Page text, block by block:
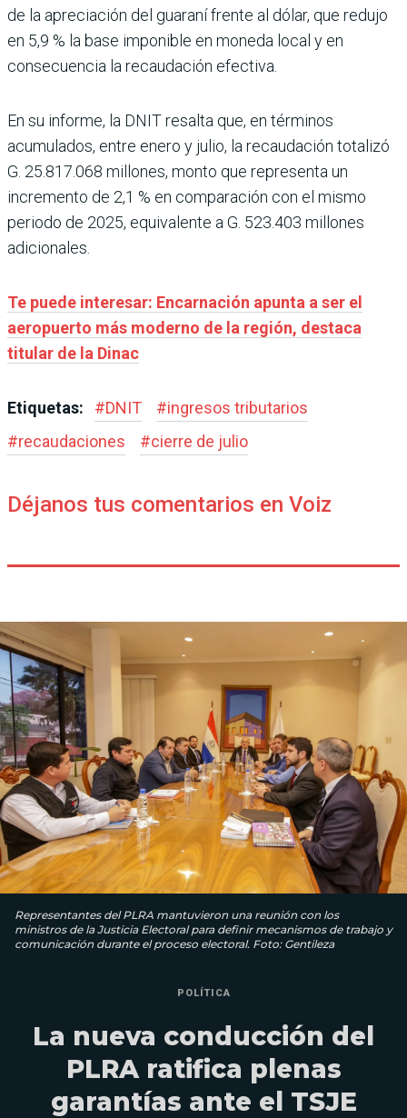
de la apreciación del guaraní frente al dólar, que redujo
en 5,9 % la base imponible en moneda local y en
consecuencia la recaudación efectiva.
En su informe, la DNIT resalta que, en términos
acumulados, entre enero y julio, la recaudación totalizó
G. 25.817.068 millones, monto que representa un
incremento de 2,1 % en comparación con el mismo
periodo de 2025, equivalente a G. 523.403 millones
adicionales.
Te puede interesar: Encarnación apunta a ser el
aeropuerto más moderno de la región, destaca
titular de la Dinac
Etiquetas: #DNIT #ingresos tributarios
#recaudaciones #cierre de julio
Déjanos tus comentarios en Voiz
Representantes del PLRA mantuvieron una reunión con los
ministros de la Justicia Electoral para definir mecanismos de trabajo y
comunicación durante el proceso electoral. Foto: Gentileza
POLÍTICA
La nueva conducción del
PLRA ratifica plenas
garantías ante el TSJE